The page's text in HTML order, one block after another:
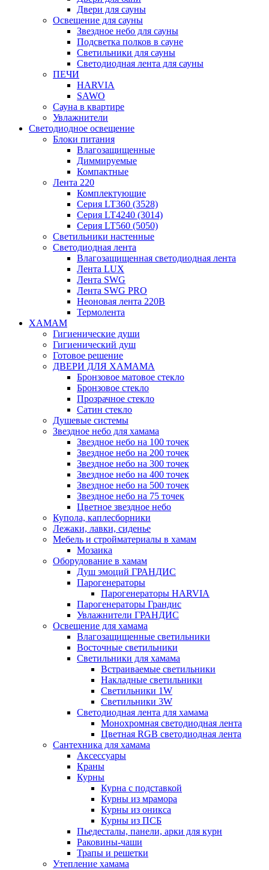
Двери для сауны
Освещение для сауны
Звездное небо для сауны
Подсветка полков в сауне
Светильники для сауны
Светодиодная лента для сауны
ПЕЧИ
HARVIA
SAWO
Сауна в квартире
Увлажнители
Светодиодное освещение
Блоки питания
Влагозащищенные
Диммируемые
Компактные
Лента 220
Комплектующие
Серия LT360 (3528)
Серия LT4240 (3014)
Серия LT560 (5050)
Светильники настенные
Светодиодная лента
Влагозащищенная светодиодная лента
Лента LUX
Лента SWG
Лента SWG PRO
Неоновая лента 220В
Термолента
ХАМАМ
Гигиенические души
Гигиенический душ
Готовое решение
ДВЕРИ ДЛЯ ХАМАМА
Бронзовое матовое стекло
Бронзовое стекло
Прозрачное стекло
Сатин стекло
Душевые системы
Звездное небо для хамама
Звездное небо на 100 точек
Звездное небо на 200 точек
Звездное небо на 300 точек
Звездное небо на 400 точек
Звездное небо на 500 точек
Звездное небо на 75 точек
Цветное звездное небо
Купола, каплесборники
Лежаки, лавки, сиденье
Мебель и стройматериалы в хамам
Мозаика
Оборудование в хамам
Душ эмоций ГРАНДИС
Парогенераторы
Парогенераторы HARVIA
Парогенераторы Грандис
Увлажнители ГРАНДИС
Освещение для хамама
Влагозащищенные светильники
Восточные светильники
Светильники для хамама
Встраиваемые светильники
Накладные светильники
Светильники 1W
Светильники 3W
Светодиодная лента для хамама
Монохромная светодиодная лента
Цветная RGB светодиодная лента
Сантехника для хамама
Аксессуары
Краны
Курны
Курна с подставкой
Курны из мрамора
Курны из оникса
Курны из ПСБ
Пьедесталы, панели, арки для курн
Раковины-чаши
Трапы и решетки
Утепление хамама